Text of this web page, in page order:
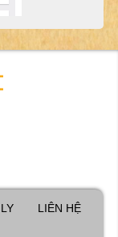
LIÊN HỆ